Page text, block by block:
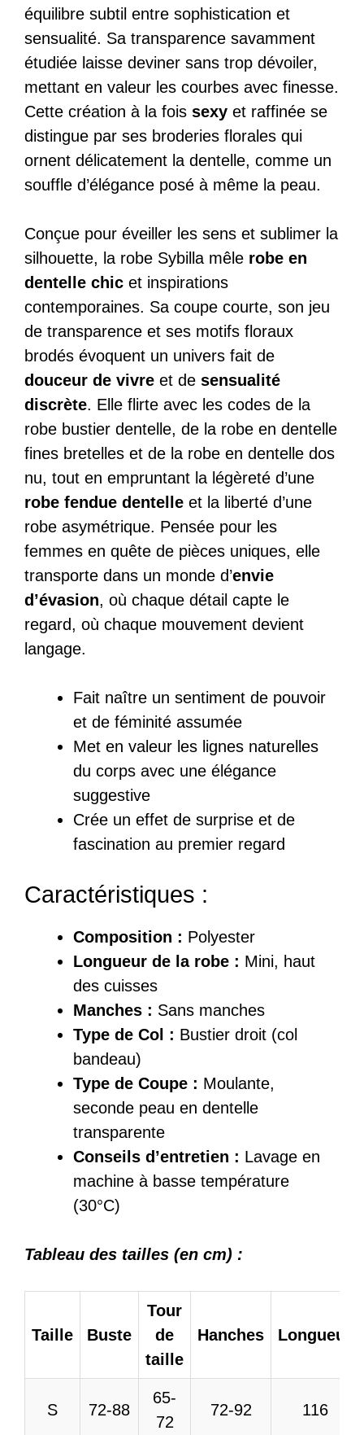
équilibre subtil entre sophistication et
sensualité. Sa transparence savamment
étudiée laisse deviner sans trop dévoiler,
mettant en valeur les courbes avec finesse.
Cette création à la fois sexy et raffinée se
distingue par ses broderies florales qui
ornent délicatement la dentelle, comme un
souffle d’élégance posé à même la peau.
Conçue pour éveiller les sens et sublimer la
silhouette, la robe Sybilla mêle robe en
dentelle chic et inspirations
contemporaines. Sa coupe courte, son jeu
de transparence et ses motifs floraux
brodés évoquent un univers fait de
douceur de vivre et de sensualité
discrète. Elle flirte avec les codes de la
robe bustier dentelle, de la robe en dentelle
fines bretelles et de la robe en dentelle dos
nu, tout en empruntant la légèreté d’une
robe fendue dentelle et la liberté d’une
robe asymétrique. Pensée pour les
femmes en quête de pièces uniques, elle
transporte dans un monde d’envie
d’évasion, où chaque détail capte le
regard, où chaque mouvement devient
langage.
Fait naître un sentiment de pouvoir
et de féminité assumée
Met en valeur les lignes naturelles
du corps avec une élégance
suggestive
Crée un effet de surprise et de
fascination au premier regard
Caractéristiques :
Composition : Polyester
Longueur de la robe : Mini, haut
des cuisses
Manches : Sans manches
Type de Col : Bustier droit (col
bandeau)
Type de Coupe : Moulante,
seconde peau en dentelle
transparente
Conseils d’entretien : Lavage en
machine à basse température
(30°C)
Tableau des tailles (en cm) :
Taille Buste
Tour
de
taille
Hanches Longueur
S 72-88
65-
72
72-92 116